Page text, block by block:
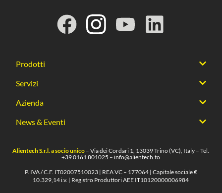
Prodotti
Servizi
Azienda
News & Eventi
Alientech S.r.l. a socio unico – Via dei Cordari 1, 13039 Trino (VC), Italy – Tel.
+39 0161 801025 – info@alientech.to
P. IVA / C.F. IT02007510023 | REA VC – 177064 | Capitale sociale €
10.329,14 i.v. | Registro Produttori AEE IT10120000006984